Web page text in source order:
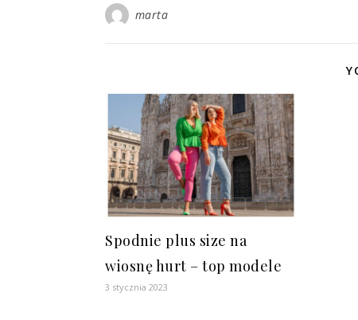
marta
Spodnie plus size na
wiosnę hurt – top modele
3 stycznia 2023